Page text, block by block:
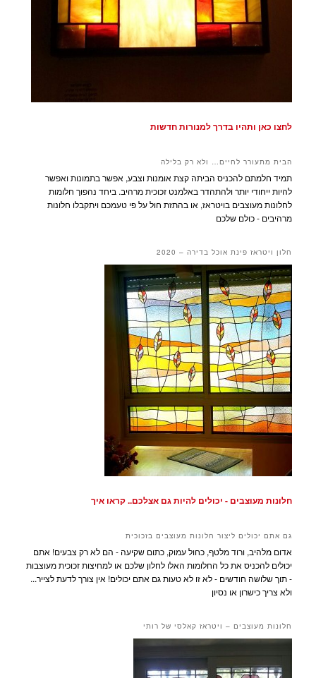
לחצו כאן ותהיו בדרך למנורות חדשות
הבית מתעורר לחיים… ולא רק בלילה
תמיד חלמתם להכניס הביתה קצת אומנות וצבע, אפשר בתמונות ואפשר
להיות ייחודי יותר ולהתהדר באלמנט זכוכית מרהיב. ביחד נהפוך חלומות
לחלונות מעוצבים בויטראז, או בהתזת חול על פי טעמכם ויתקבלו חלונות
מרהיבים - כולם שלכם
חלון ויטראז פינת אוכל בדירה – 2020
חלונות מעוצבים - יכולים להיות גם אצלכם.. קראו איך
גם אתם יכולים ליצור חלונות מעוצבים בזכוכית
אדום מלהיב, ורוד מלטף, כחול עמוק, כתום שקיעה - הם לא רק צבעים! אתם
יכולים להכניס את כל החלומות האלו לחלון שלכם או למחיצות זכוכית מעוצבות
- תוך שלושה חודשים - לא זו לא טעות גם אתם יכולים! אין צורך לדעת לצייר...
ולא צריך כישרון או נסיון
חלונות מעוצבים – ויטראז קאלסי של רותי